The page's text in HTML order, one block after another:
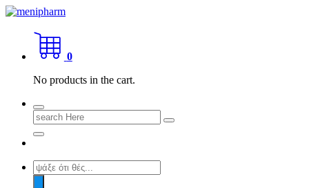
Skip
content
shop 2 easily
0
No products in the cart.
Search
for:
Products
search